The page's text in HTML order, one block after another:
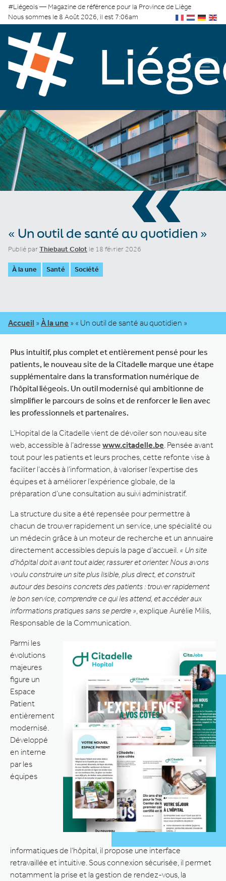
#Liégeois — Magazine de référence pour la Province de Liège
Nous sommes le 8 Août 2026, il est 7:06am
«
« Un outil de santé au quotidien »
Publié parThiebaut Colot le 18 février 2026
À la une Santé Société
Accueil » À la une » « Un outil de santé au quotidien »
Plus intuitif, plus complet et entièrement pensé pour les
patients, le nouveau site de la Citadelle marque une étape
supplémentaire dans la transformation numérique de
l’hôpital liégeois. Un outil modernisé qui ambitionne de
simplifier le parcours de soins et de renforcer le lien avec
les professionnels et partenaires.
L’Hopital de la Citadelle vient de dévoiler son nouveau site
web, accessible à l’adresse www.citadelle.be . Pensée avant
tout pour les patients et leurs proches, cette refonte vise à
faciliter l’accès à l’information, à valoriser l’expertise des
équipes et à améliorer l’expérience globale, de la
préparation d’une consultation au suivi administratif.
La structure du site a été repensée pour permettre à
chacun de trouver rapidement un service, une spécialité ou
un médecin grâce à un moteur de recherche et un annuaire
directement accessibles depuis la page d’accueil. « Un site
d’hôpital doit avant tout aider, rassurer et orienter. Nous avons
voulu construire un site plus lisible, plus direct, et construit
autour des besoins concrets des patients : trouver rapidement
le bon service, comprendre ce qui les attend, et accéder aux
informations pratiques sans se perdre » , explique Aurélie Milis,
Responsable de la Communication.
Parmi les
évolutions
majeures
figure un
Espace
Patient
entièrement
modernisé.
Développé
en interne
par les
équipes
informatiques de l’hôpital, il propose une interface
retravaillée et intuitive. Sous connexion sécurisée, il permet
notamment la prise et la gestion de rendez-vous, la